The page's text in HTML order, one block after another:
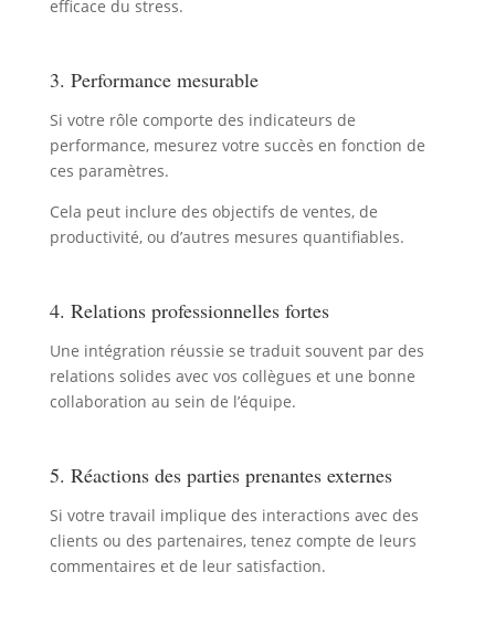
efficace du stress.
3. Performance mesurable
Si votre rôle comporte des indicateurs de
performance, mesurez votre succès en fonction de
ces paramètres.
Cela peut inclure des objectifs de ventes, de
productivité, ou d’autres mesures quantifiables.
4. Relations professionnelles fortes
Une intégration réussie se traduit souvent par des
relations solides avec vos collègues et une bonne
collaboration au sein de l’équipe.
5. Réactions des parties prenantes externes
Si votre travail implique des interactions avec des
clients ou des partenaires, tenez compte de leurs
commentaires et de leur satisfaction.